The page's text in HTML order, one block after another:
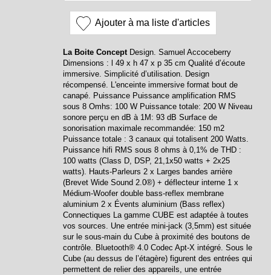
Ajouter à ma liste d'articles
La Boite ConceptDesign. Samuel Accoceberry
Dimensions : l 49 x h 47 x p 35 cm Qualité d’écoute
immersive. Simplicité d’utilisation. Design
récompensé. L'enceinte immersive format bout de
canapé. Puissance Puissance amplification RMS
sous 8 Omhs: 100 W Puissance totale: 200 W Niveau
sonore perçu en dB à 1M: 93 dB Surface de
sonorisation maximale recommandée: 150 m2
Puissance totale : 3 canaux qui totalisent 200 Watts.
Puissance hifi RMS sous 8 ohms à 0,1% de THD :
100 watts (Class D, DSP, 21,1x50 watts + 2x25
watts). Hauts-Parleurs 2 x Larges bandes arrière
(Brevet Wide Sound 2.0®) + déflecteur interne 1 x
Médium-Woofer double bass-reflex membrane
aluminium 2 x Évents aluminium (Bass reflex)
Connectiques La gamme CUBE est adaptée à toutes
vos sources. Une entrée mini-jack (3,5mm) est située
sur le sous-main du Cube à proximité des boutons de
contrôle. Bluetooth® 4.0 Codec Apt-X intégré. Sous le
Cube (au dessus de l’étagère) figurent des entrées qui
permettent de relier des appareils, une entrée